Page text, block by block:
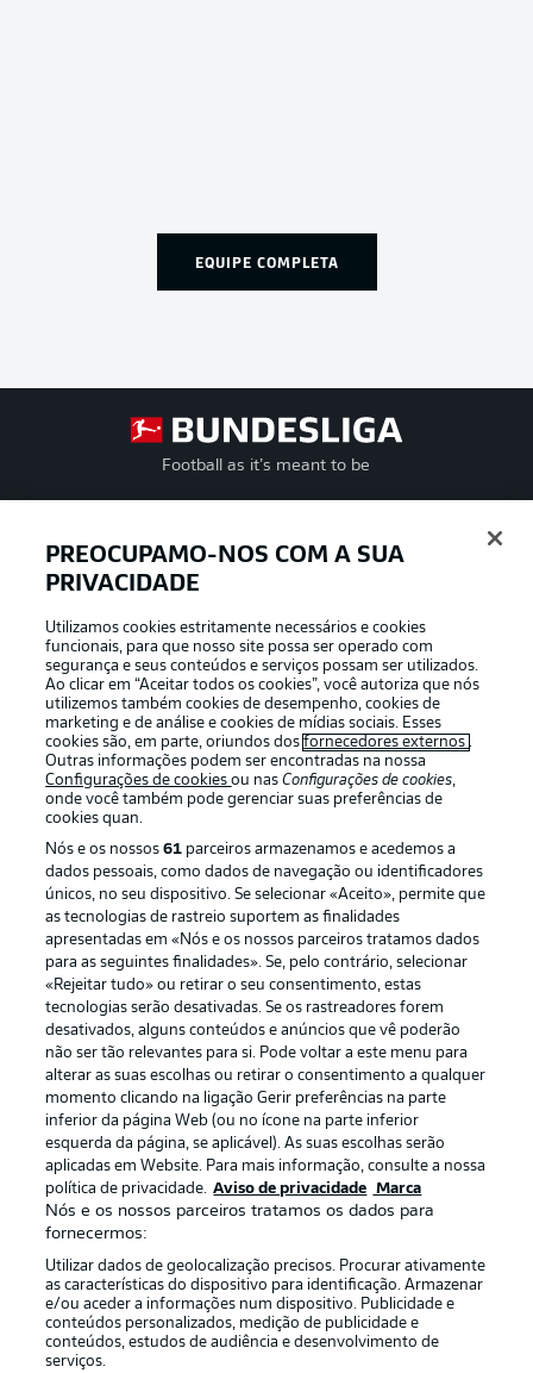
EQUIPE COMPLETA
Football as it’s meant to be
APLICATIVO DA BUNDESLIGA
Oferecido por
Publicidade Avisos legais
Gerir preferências Aviso de privacidade
Trabalhe conosco
Marca Contato
Jogadores
PREOCUPAMO-NOS COM A SUA
PRIVACIDADE
Utilizamos cookies estritamente necessários e cookies
funcionais, para que nosso site possa ser operado com
segurança e seus conteúdos e serviços possam ser utilizados.
Ao clicar em “Aceitar todos os cookies”, você autoriza que nós
utilizemos também cookies de desempenho, cookies de
marketing e de análise e cookies de mídias sociais. Esses
cookies são, em parte, oriundos dosfornecedores externos .
Outras informações podem ser encontradas na nossa
Configurações de cookiesou nasConfigurações de cookies,
onde você também pode gerenciar suas preferências de
cookies quan.
Nós e os nossos61 parceiros armazenamos e acedemos a
dados pessoais, como dados de navegação ou identificadores
únicos, no seu dispositivo. Se selecionar «Aceito», permite que
as tecnologias de rastreio suportem as finalidades
apresentadas em «Nós e os nossos parceiros tratamos dados
para as seguintes finalidades». Se, pelo contrário, selecionar
«Rejeitar tudo» ou retirar o seu consentimento, estas
tecnologias serão desativadas. Se os rastreadores forem
desativados, alguns conteúdos e anúncios que vê poderão
não ser tão relevantes para si. Pode voltar a este menu para
alterar as suas escolhas ou retirar o consentimento a qualquer
momento clicando na ligação Gerir preferências na parte
inferior da página Web (ou no ícone na parte inferior
esquerda da página, se aplicável). As suas escolhas serão
aplicadas em Website. Para mais informação, consulte a nossa
política de privacidade. Aviso de privacidade Marca
Nós e os nossos parceiros tratamos os dados para
fornecermos:
Utilizar dados de geolocalização precisos. Procurar ativamente
as características do dispositivo para identificação. Armazenar
e/ou aceder a informações num dispositivo. Publicidade e
conteúdos personalizados, medição de publicidade e
conteúdos, estudos de audiência e desenvolvimento de
serviços.